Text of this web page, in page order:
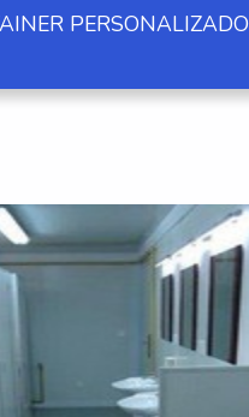
PERSONALIZADO